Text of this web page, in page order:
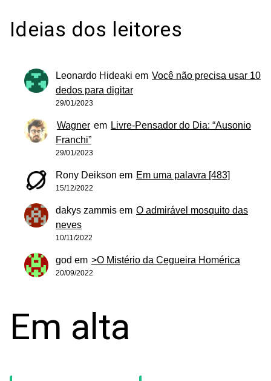
Ideias dos leitores
Leonardo Hideaki em Você não precisa usar 10
dedos para digitar
29/01/2023
Wagner em Livre-Pensador do Dia: “Ausonio
Franchi”
29/01/2023
Rony Deikson em Em uma palavra [483]
15/12/2022
dakys zammis em O admirável mosquito das
neves
10/11/2022
god em >O Mistério da Cegueira Homérica
20/09/2022
Em alta